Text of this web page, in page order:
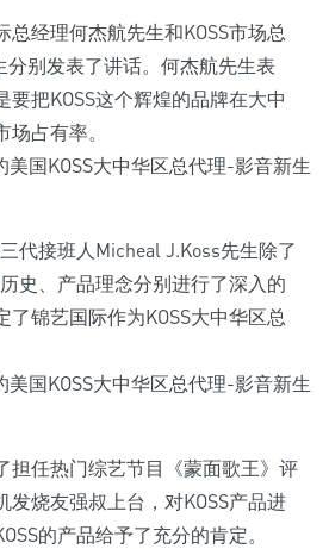
总经理何杰航先生和KOSS市场总
分别发表了讲话。何杰航先生表
把KOSS这个辉煌的品牌在大中
占有率。
代接班人Micheal J.Koss先生除了
史、产品理念分别进行了深入的
了锦艺国际作为KOSS大中华区总
担任热门综艺节目《蒙面歌王》评
发烧友强叔上台，对KOSS产品进
的产品给予了充分的肯定。